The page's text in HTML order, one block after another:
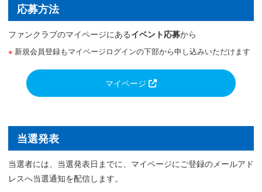
応募方法
ファンクラブのマイページにあるイベント応募から
新規会員登録もマイページログインの下部から申し込みいただけます
マイページ
当選発表
当選者には、当選発表日までに、マイページにご登録のメールアド
レスへ当選通知を配信します。